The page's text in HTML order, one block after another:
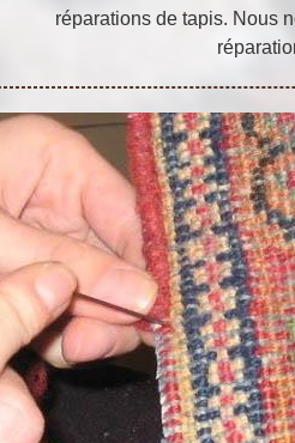
réparations de tapis. Nous